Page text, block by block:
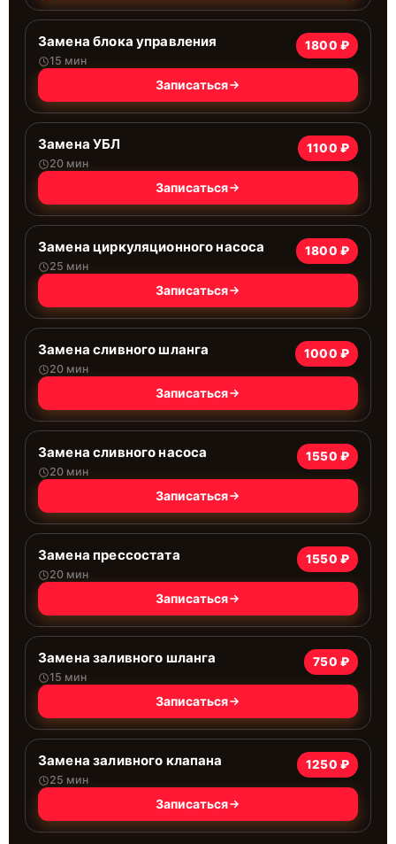
Замена блока управления
15 мин
1800 ₽
Записаться
Замена УБЛ
20 мин
1100 ₽
Записаться
Замена циркуляционного насоса
25 мин
1800 ₽
Записаться
Замена сливного шланга
20 мин
1000 ₽
Записаться
Замена сливного насоса
20 мин
1550 ₽
Записаться
Замена прессостата
20 мин
1550 ₽
Записаться
Замена заливного шланга
15 мин
750 ₽
Записаться
Замена заливного клапана
25 мин
1250 ₽
Записаться